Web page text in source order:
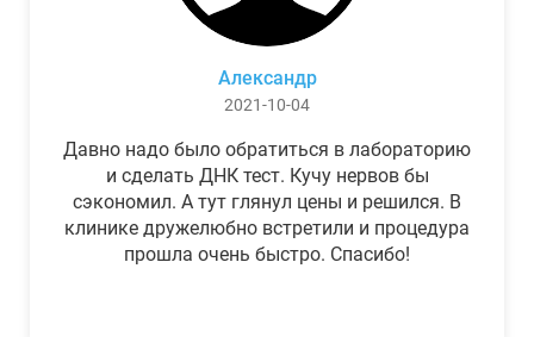
Александр
2021-10-04
Давно надо было обратиться в лабораторию
и сделать ДНК тест. Кучу нервов бы
сэкономил. А тут глянул цены и решился. В
клинике дружелюбно встретили и процедура
прошла очень быстро. Спасибо!